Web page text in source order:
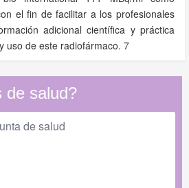
el fin de facilitar a los profesionales
adicional científica y práctica
uso de este radiofármaco. 7
de salud?